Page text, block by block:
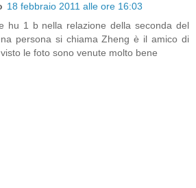
18 febbraio 2011 alle ore 16:03
hu 1 b nella relazione della seconda del
persona si chiama Zheng è il amico di
le foto sono venute molto bene